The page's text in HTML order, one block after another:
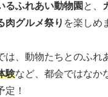
るふれあい動物園 と、
肉グルメ祭り を楽しめ
は、動物たちとのふれ
験など、都会ではなか
定！